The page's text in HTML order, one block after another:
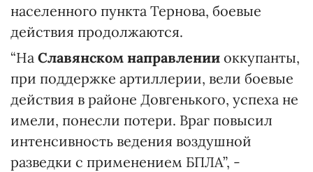
населенного пункта Тернова, боевые
действия продолжаются.
“На Славянском направлении оккупанты,
при поддержке артиллерии, вели боевые
действия в районе Довгенького, успеха не
имели, понесли потери. Враг повысил
интенсивность ведения воздушной
разведки с применением БПЛА”, -